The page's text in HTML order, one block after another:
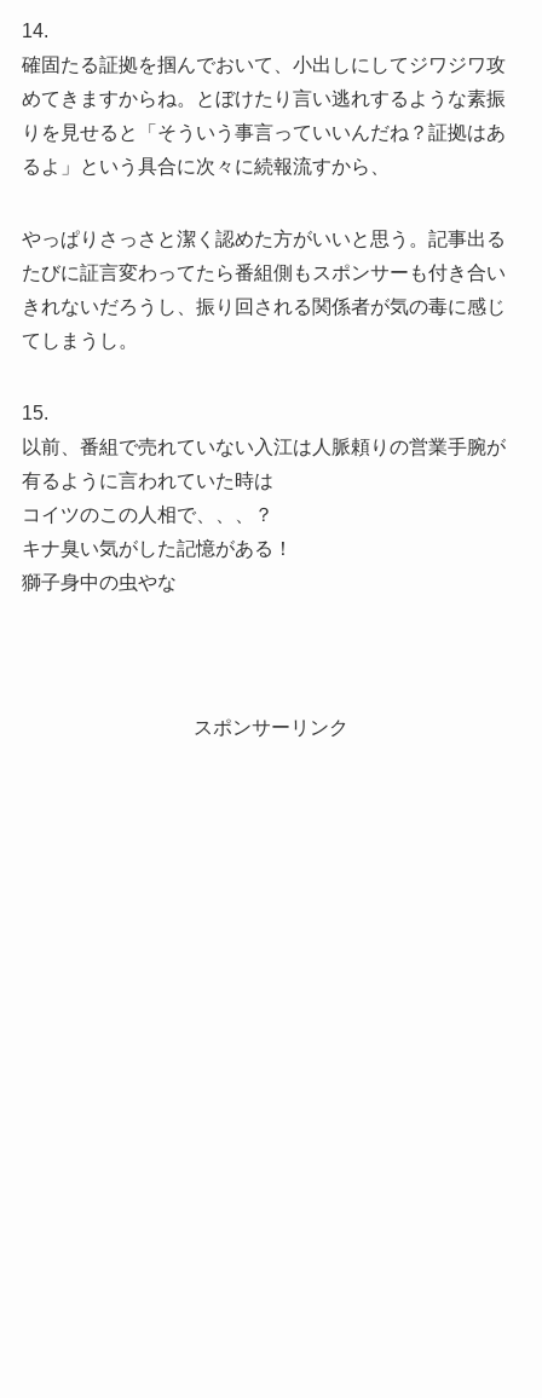
14.
確固たる証拠を掴んでおいて、小出しにしてジワジワ攻
めてきますからね。とぼけたり言い逃れするような素振
りを見せると「そういう事言っていいんだね？証拠はあ
るよ」という具合に次々に続報流すから、
やっぱりさっさと潔く認めた方がいいと思う。記事出る
たびに証言変わってたら番組側もスポンサーも付き合い
きれないだろうし、振り回される関係者が気の毒に感じ
てしまうし。
15.
以前、番組で売れていない入江は人脈頼りの営業手腕が
有るように言われていた時は
コイツのこの人相で、、、？
キナ臭い気がした記憶がある！
獅子身中の虫やな
スポンサーリンク